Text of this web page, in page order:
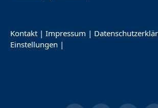
Kontakt | Impressum |
Einstellungen |